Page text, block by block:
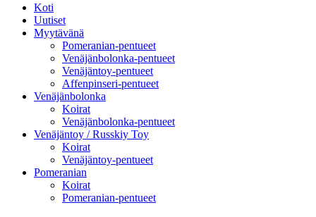
Koti
Uutiset
Myytävänä
Pomeranian-pentueet
Venäjänbolonka-pentueet
Venäjäntoy-pentueet
Affenpinseri-pentueet
Venäjänbolonka
Koirat
Venäjänbolonka-pentueet
Venäjäntoy / Russkiy Toy
Koirat
Venäjäntoy-pentueet
Pomeranian
Koirat
Pomeranian-pentueet